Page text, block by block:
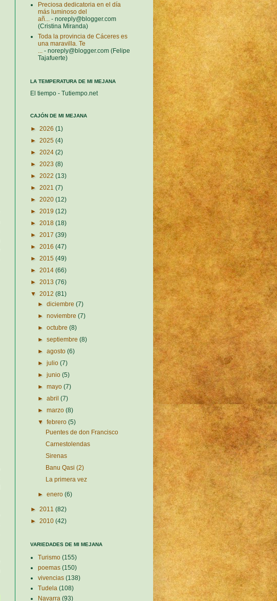
Preciosa dedicatoria en el día
más luminoso del
añ...
- noreply@blogger.com
(Cristina Miranda)
Toda la provincia de Cáceres es
una maravilla. Te
- noreply@blogger.com (Felipe
Tajafuerte)
LA TEMPERATURA DE MI MEJANA
El tiempo - Tutiempo.net
CAJÓN DE MI MEJANA
► 2026 (1)
► 2025 (4)
► 2024 (2)
► 2023 (8)
► 2022 (13)
► 2021 (7)
► 2020 (12)
► 2019 (12)
► 2018 (18)
► 2017 (39)
► 2016 (47)
► 2015 (49)
► 2014 (66)
► 2013 (76)
▼ 2012 (81)
►diciembre(7)
►noviembre(7)
►octubre(8)
►septiembre(8)
►agosto(6)
►julio(7)
►junio(5)
►mayo(7)
►abril(7)
►marzo(8)
▼febrero(5)
Puentes de don Francisco
Carnestolendas
Sirenas
Banu Qasi (2)
La primera vez
►enero(6)
► 2011 (82)
► 2010 (42)
VARIEDADES DE MI MEJANA
Turismo (155)
poemas (150)
vivencias (138)
Tudela (108)
Navarra (93)